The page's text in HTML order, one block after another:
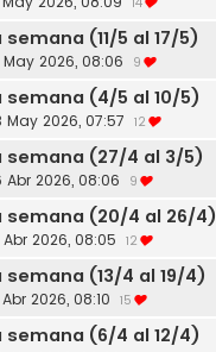
(11/5 al 17/5)
May 2026, 08:06 9
semana (4/5 al 10/5)
May 2026, 07:57 12
semana (27/4 al 3/5)
Abr 2026, 08:06 9
semana (20/4 al 26/4)
Abr 2026, 08:05 12
semana (13/4 al 19/4)
Abr 2026, 08:10 15
semana (6/4 al 12/4)